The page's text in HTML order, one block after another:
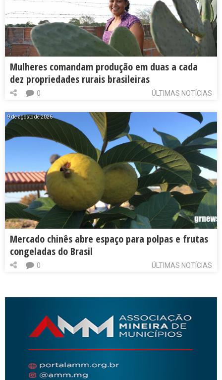
Mulheres comandam produção em duas a cada
dez propriedades rurais brasileiras
ÚLTIMAS NOTÍCIAS
0
9 de agosto de 2026
Mercado chinês abre espaço para polpas e frutas
congeladas do Brasil
ÚLTIMAS NOTÍCIAS
0